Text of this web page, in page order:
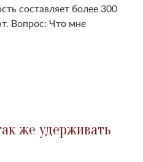
составляет более 300
Вопрос: Что мне
же удерживать